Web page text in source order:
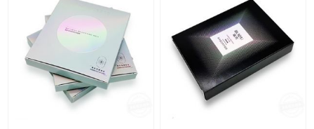
作日
运输：全球发货，售后无忧